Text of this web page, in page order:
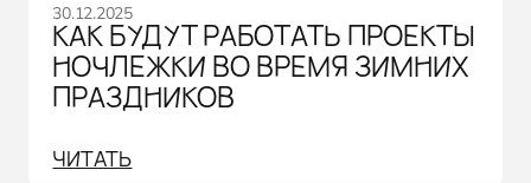
30.12.2025
КАК БУДУТ РАБОТАТЬ ПРОЕКТЫ
НОЧЛЕЖКИ ВО ВРЕМЯ ЗИМНИХ
ПРАЗДНИКОВ
ЧИТАТЬ